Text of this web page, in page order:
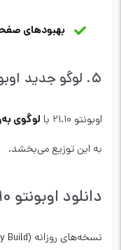
بهبودهای
۵. لوگو جدید اوبونتو
اوبونتو 21.10 با لوگوی
به این توزیع می‌بخشد.
دانلود اوبونتو 21.10
نسخه‌های روزانه (Daily Build) اوبونتو 21.10 به‌صورت